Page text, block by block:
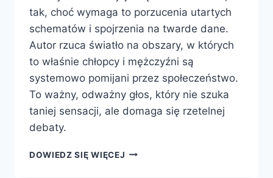
tak, choć wymaga to porzucenia utartych
schematów i spojrzenia na twarde dane.
Autor rzuca światło na obszary, w których
to właśnie chłopcy i mężczyźni są
systemowo pomijani przez społeczeństwo.
To ważny, odważny głos, który nie szuka
taniej sensacji, ale domaga się rzetelnej
debaty.
DOWIEDZ SIĘ WIĘCEJ MĘŻCZYŹNI.